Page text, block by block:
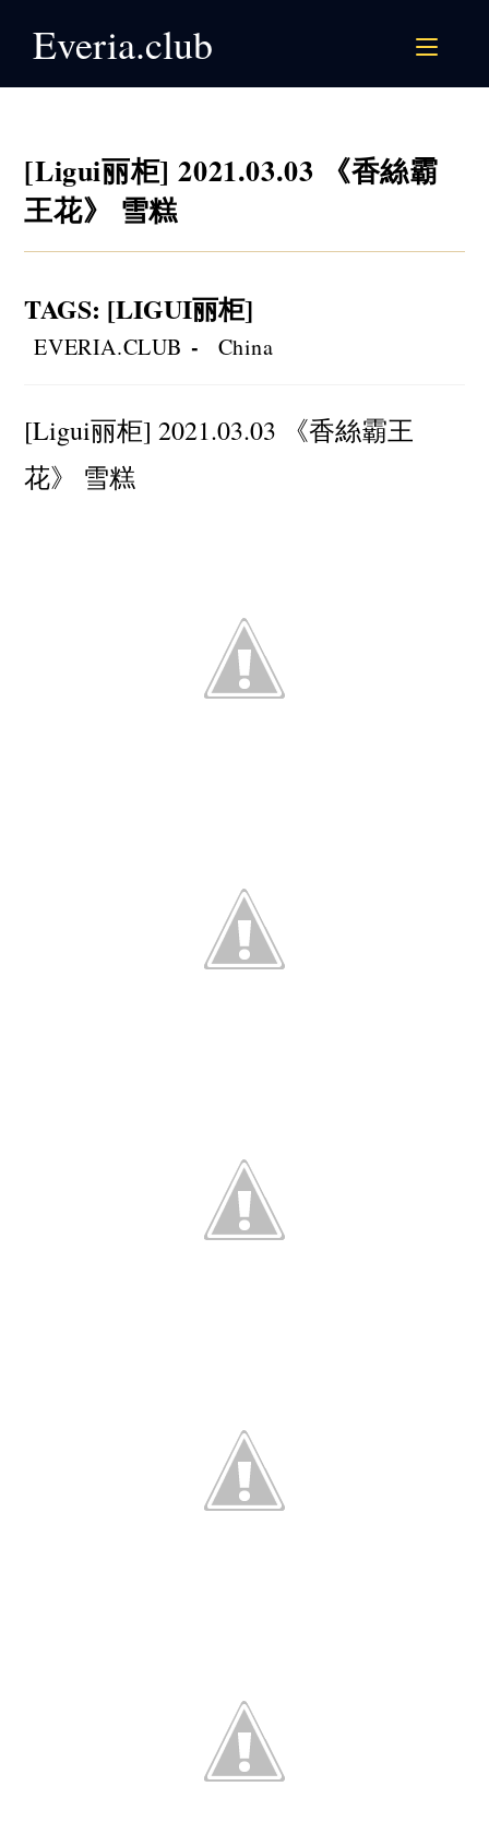
Everia.club
[Ligui丽柜] 2021.03.03 《香絲霸
王花》 雪糕
TAGS: [LIGUI丽柜]
Post
author:
EVERIA.CLUB
Post
category:
China
[Ligui丽柜] 2021.03.03 《香絲霸王
花》 雪糕